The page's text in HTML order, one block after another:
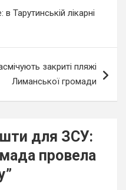
Тарутинській лікарні
закриті пляжі
Лиманської громади
для ЗСУ:
провела
”